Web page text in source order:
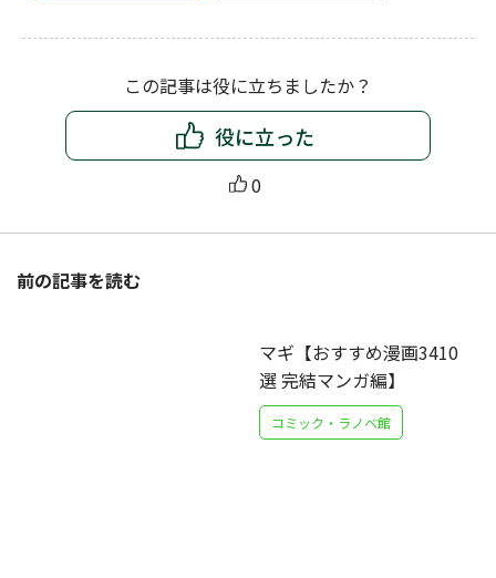
この記事は役に立ちましたか？
役に立った
0
前の記事を読む
マギ【おすすめ漫画3410
選 完結マンガ編】
コミック・ラノベ館